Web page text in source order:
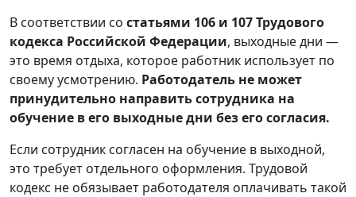
В соответствии со статьями 106 и 107 Трудового
кодекса Российской Федерации, выходные дни —
это время отдыха, которое работник использует по
своему усмотрению. Работодатель не может
принудительно направить сотрудника на
обучение в его выходные дни без его согласия.
Если сотрудник согласен на обучение в выходной,
это требует отдельного оформления. Трудовой
кодекс не обязывает работодателя оплачивать такой